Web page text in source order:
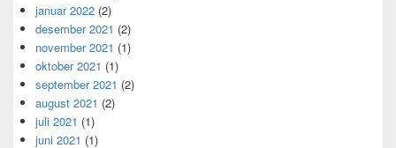
januar 2022 (2)
desember 2021 (2)
november 2021 (1)
oktober 2021 (1)
september 2021 (2)
august 2021 (2)
juli 2021 (1)
juni 2021 (1)